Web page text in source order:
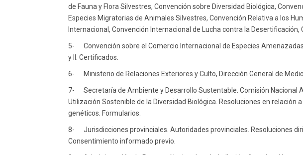
de Fauna y Flora Silvestres, Convención sobre Diversidad Biológica,
Especies Migratorias de Animales Silvestres, Convención Relativa a los
Internacional, Convención Internacional de Lucha contra la Desertificación,
5-
Convención sobre el Comercio Internacional de Especies
y II. Certificados.
6- Ministerio de Relaciones Exteriores y Culto, Dirección General de
7-
Secretaría de Ambiente y Desarrollo Sustentable. Comisión Nacional
Utilización Sostenible de la Diversidad Biológica. Resoluciones en relación
genéticos. Formularios.
8-
Jurisdicciones provinciales. Autoridades provinciales. Resoluciones
Consentimiento informado previo.